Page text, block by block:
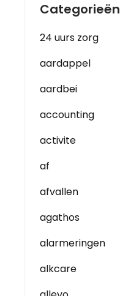
Categorieën
24 uurs zorg
aardappel
aardbei
accounting
activite
af
afvallen
agathos
alarmeringen
alkcare